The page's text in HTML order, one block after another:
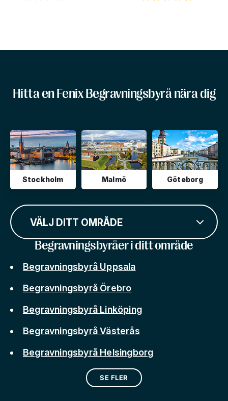
Hitta en Fenix Begravningsbyrå nära dig
Stockholm Malmö Göteborg
VÄLJ DITT OMRÅDE
Begravningsbyråer i ditt område
Begravningsbyrå Uppsala
Begravningsbyrå Örebro
Begravningsbyrå Linköping
Begravningsbyrå Västerås
Begravningsbyrå Helsingborg
SE FLER